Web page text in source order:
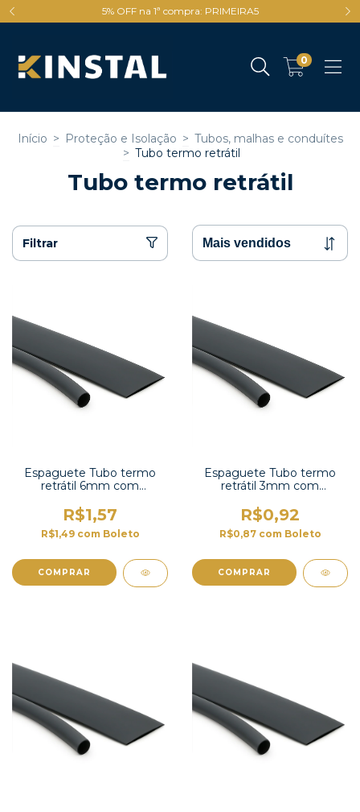
5% OFF na 1ª compra: PRIMEIRA5
0
Início > Proteção e Isolação > Tubos, malhas e conduítes
> Tubo termo retrátil
Tubo termo retrátil
Filtrar
Espaguete Tubo termo
retrátil 6mm com
R$1,57
R$1,49 com Boleto
COMPRAR
Espaguete Tubo termo
retrátil 3mm com
R$0,92
R$0,87 com Boleto
COMPRAR